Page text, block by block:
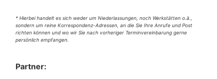
* Hierbei handelt es sich weder um Niederlassungen, noch Werkstätten o.ä.,
sondern um reine Korrespondenz-Adressen, an die Sie Ihre Anrufe und Post
richten können und wo wir Sie nach vorheriger Terminvereinbarung gerne
persönlich empfangen.
Partner: